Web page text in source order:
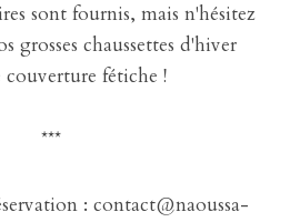
sont fournis, mais n'hésitez
grosses chaussettes d'hiver
fétiche !
***
: contact@naoussa-